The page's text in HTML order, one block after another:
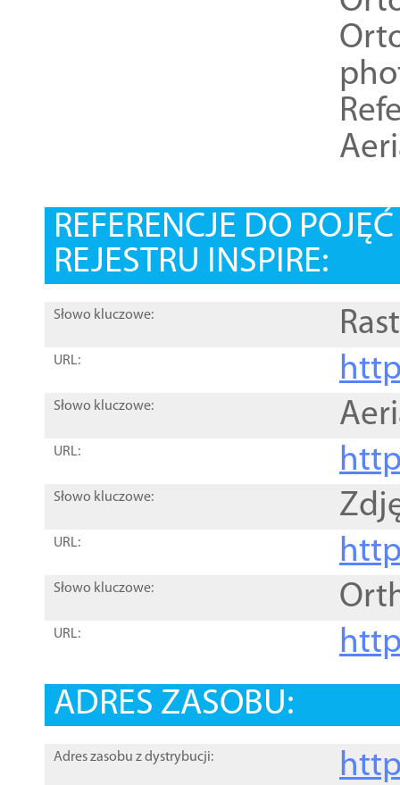
REFERENCJE DO
REJESTRU INSPIRE:
Słowo kluczowe:
URL:
Słowo kluczowe:
URL:
Słowo kluczowe:
URL:
Słowo kluczowe:
URL:
ADRES ZASOBU:
Adres zasobu z dystrybucji: